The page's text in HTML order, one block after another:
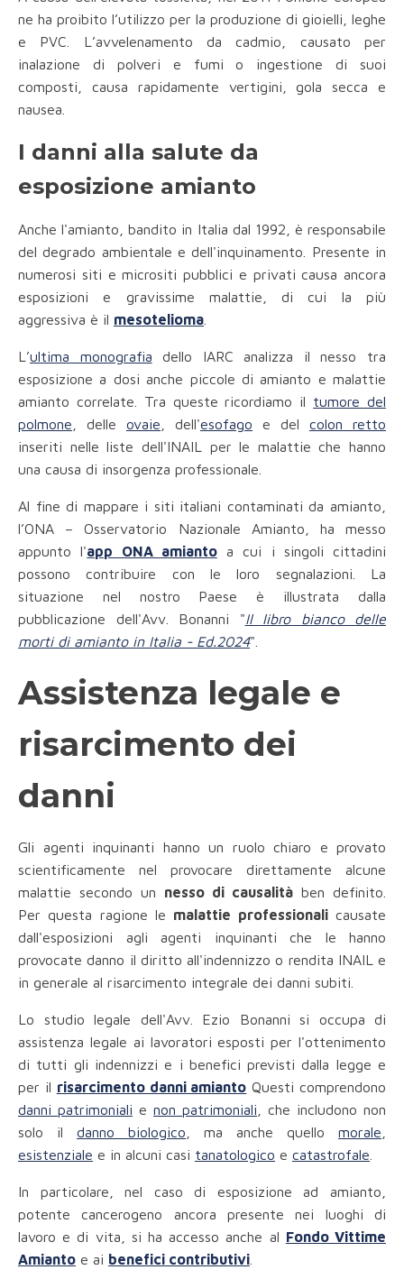
ne ha proibito l’utilizzo per la produzione di gioielli, leghe
e PVC. L’avvelenamento da cadmio, causato per
inalazione di polveri e fumi o ingestione di suoi
composti, causa rapidamente vertigini, gola secca e
nausea.
I danni alla salute da
esposizione amianto
Anche l'amianto, bandito in Italia dal 1992, è responsabile
del degrado ambientale e dell'inquinamento. Presente in
numerosi siti e micrositi pubblici e privati causa ancora
esposizioni e gravissime malattie, di cui la più
aggressiva è il mesotelioma
L’ultima monografia dello IARC analizza il nesso tra
esposizione a dosi anche piccole di amianto e malattie
amianto correlate. Tra queste ricordiamo il tumore del
polmone , delle ovaie , dell'esofago e del colon retto
inseriti nelle liste dell'INAIL per le malattie che hanno
una causa di insorgenza professionale.
Al fine di mappare i siti italiani contaminati da amianto,
l’ONA – Osservatorio Nazionale Amianto, ha messo
appunto l'app ONA amiantoa cui i singoli cittadini
possono contribuire con le loro segnalazioni. La
situazione nel nostro Paese è illustrata dalla
pubblicazione dell'Avv. Bonanni "Il libro bianco delle
morti di amianto in Italia - Ed.2024".
Assistenza legale e
risarcimento dei
danni
Gli agenti inquinanti hanno un ruolo chiaro e provato
scientificamente nel provocare direttamente alcune
malattie secondo un nesso di causalità ben definito.
Per questa ragione le malattie professionalicausate
dall'esposizioni agli agenti inquinanti che le hanno
provocate danno il diritto all'indennizzo o rendita INAIL e
in generale al risarcimento integrale dei danni subiti.
Lo studio legale dell'Avv. Ezio Bonanni si occupa di
assistenza legale ai lavoratori esposti per l'ottenimento
di tutti gli indennizzi e i benefici previsti dalla legge e
per il risarcimento danni amianto Questi comprendono
danni patrimoniali e non patrimoniali , che includono non
solo il danno biologico , ma anche quello morale
esistenziale e in alcuni casi tanatologico e catastrofale
In particolare, nel caso di esposizione ad amianto,
potente cancerogeno ancora presente nei luoghi di
lavoro e di vita, si ha accesso anche al Fondo Vittime
Amianto e ai benefici contributivi